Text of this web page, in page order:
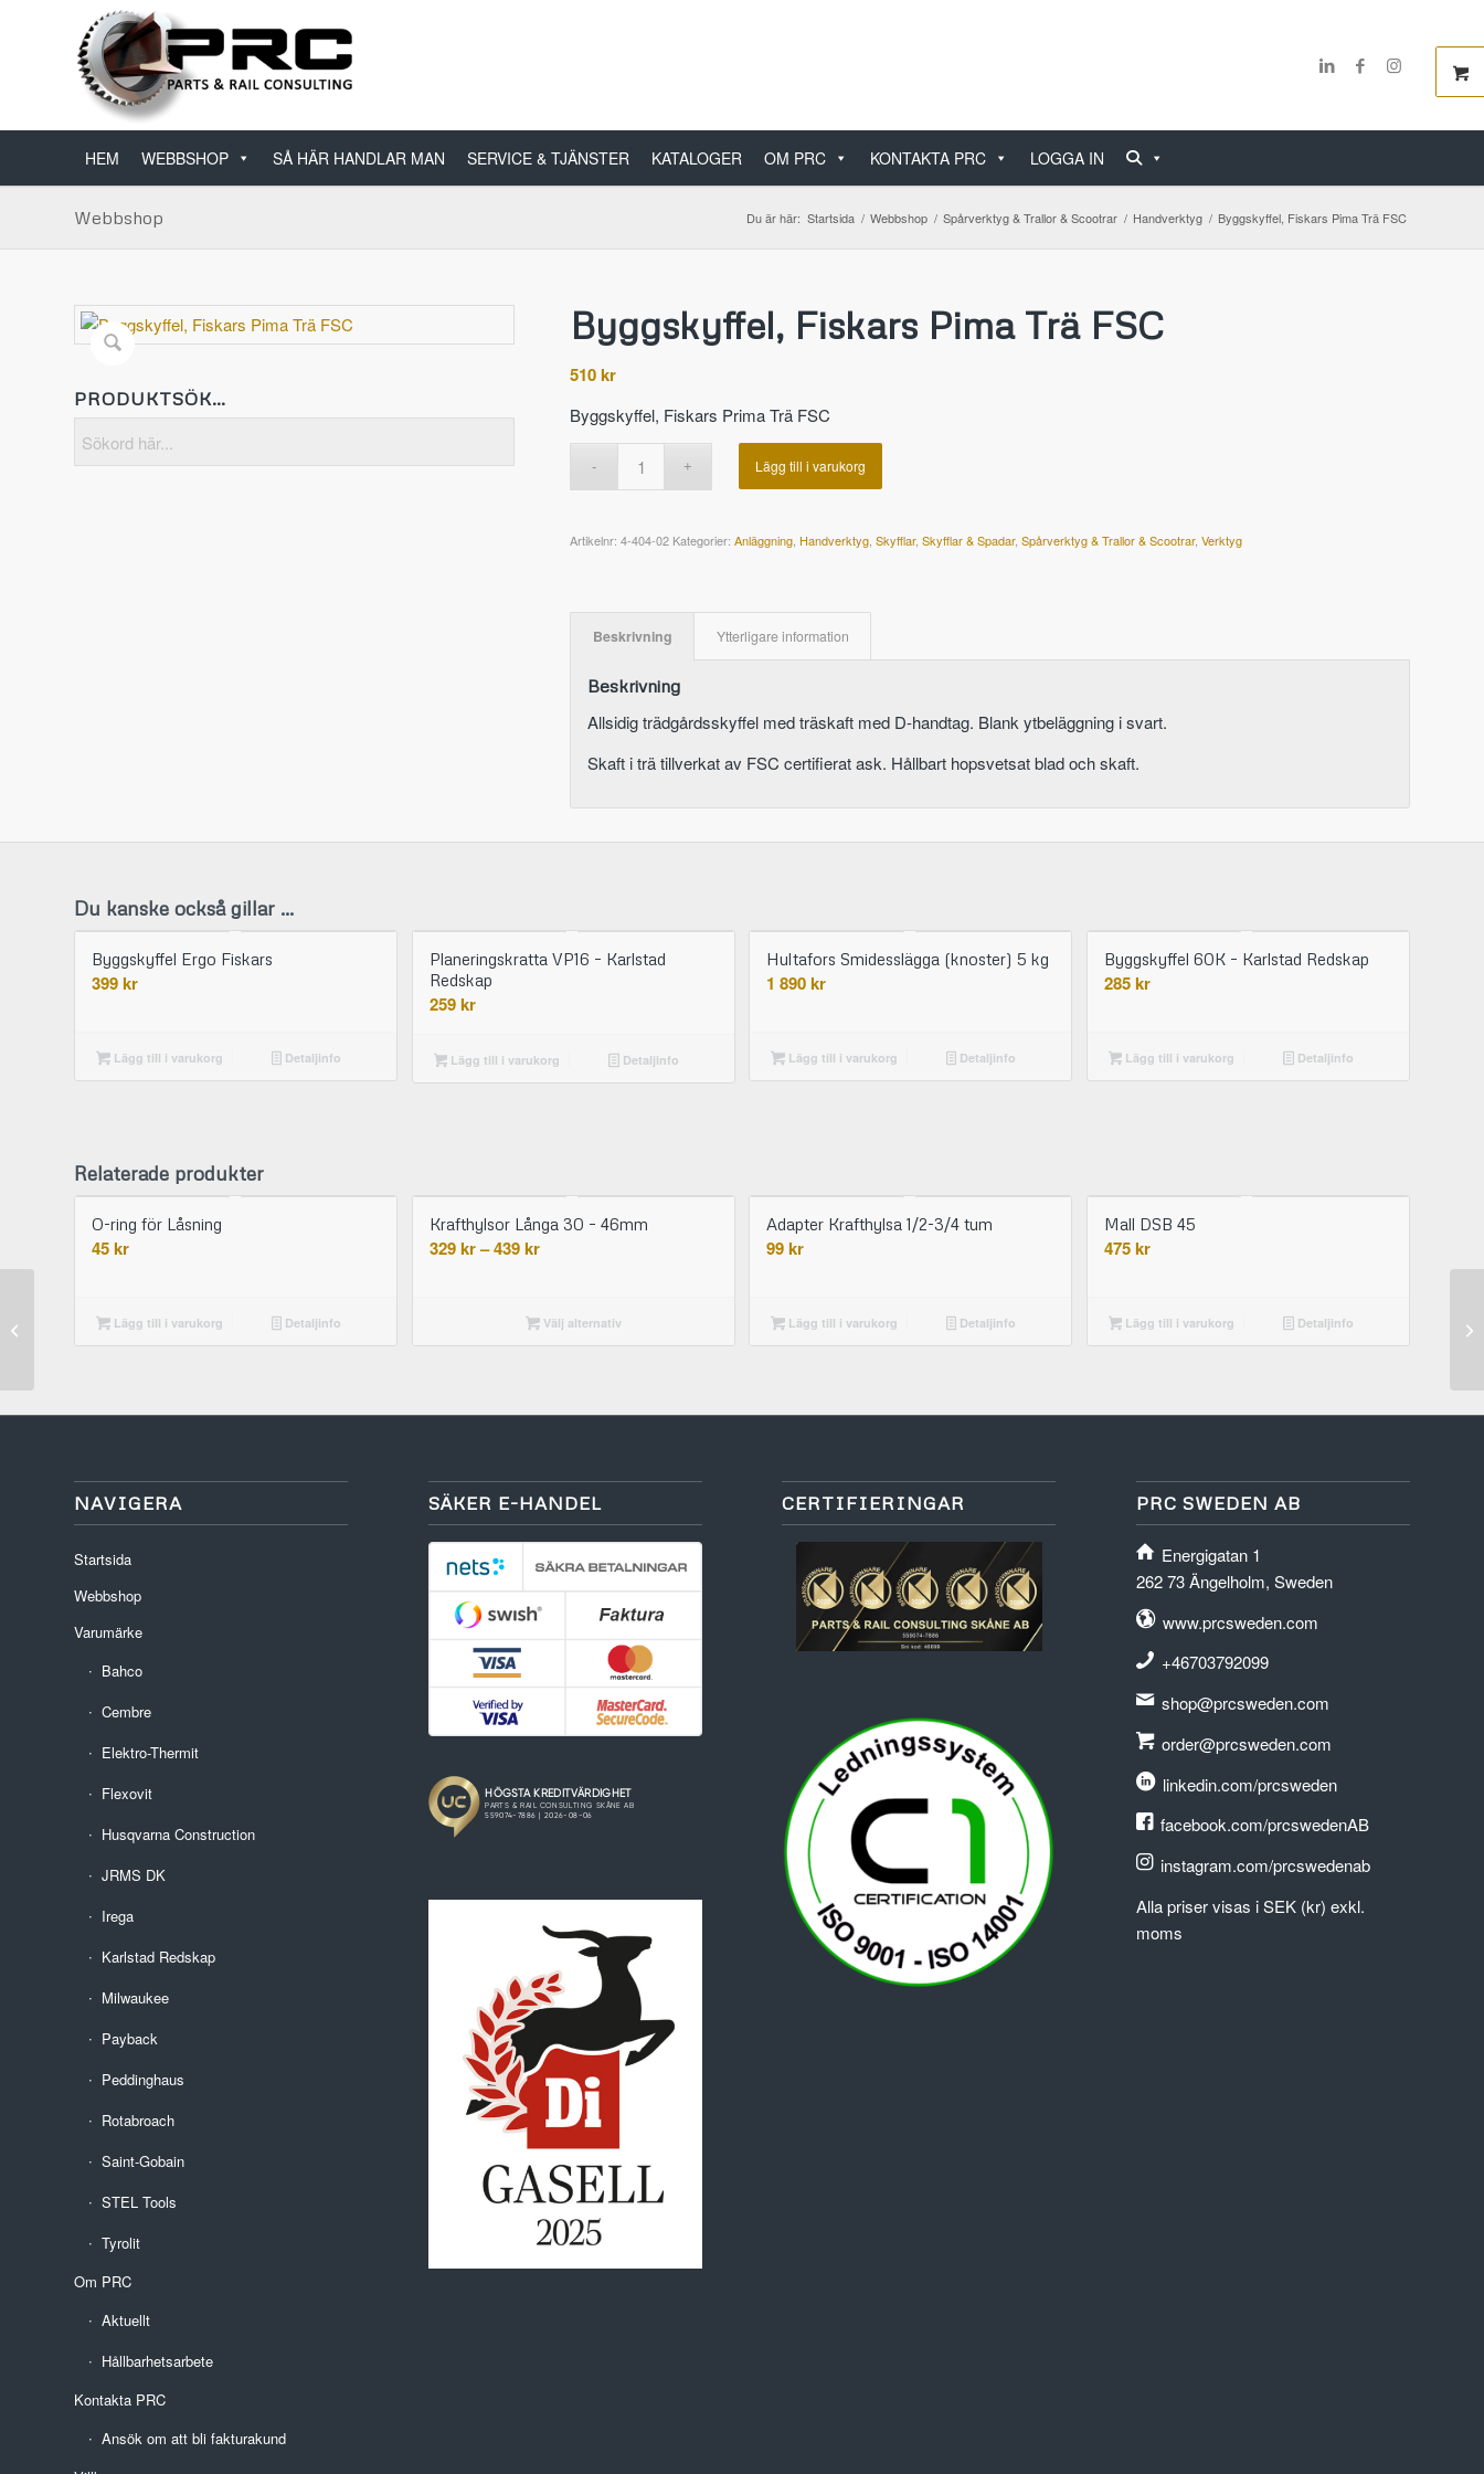
HEM WEBBSHOP SÅ HÄR HANDLAR MAN SERVICE & TJÄNSTER KATALOGER OM PRC KONTAKTA PRC LOGGA IN
Webbshop Du är här: Startsida / Webbshop / Spårverktyg & Trallor & Scootrar / Handverktyg / Byggskyffel, Fiskars Pima Trä FSC
PRODUKTSÖK…
Byggskyffel, Fiskars Pima Trä FSC
510kr
Byggskyffel, Fiskars Prima Trä FSC
Lägg till i varukorg
Artikelnr:4-404-02 Kategorier:Anläggning Handverktyg ,Skyfflar,Skyfflar & Spadar,Spårverktyg & Trallor & Scootrar,Verktyg
Beskrivning Ytterligare information
Beskrivning
Allsidig trädgårdsskyffel med träskaft med D-handtag. Blank ytbeläggning i svart.
Skaft i trä tillverkat av FSC certifierat ask. Hållbart hopsvetsat blad och skaft.
Du kanske också gillar …
Byggskyffel Ergo Fiskars
399kr
Lägg till i varukorg Detaljinfo
Planeringskratta VP16 – Karlstad
Redskap
259kr
Lägg till i varukorg Detaljinfo
Hultafors Smidesslägga (knoster) 5 kg
1 890kr
Lägg till i varukorg Detaljinfo
Byggskyffel 60K – Karlstad Redskap
285kr
Lägg till i varukorg Detaljinfo
Relaterade produkter
O-ring för Låsning
45kr
Lägg till i varukorg Detaljinfo
Krafthylsor Långa 30 – 46mm
329kr– 439krPrisintervall:
439 kr
Välj alternativ
Adapter Krafthylsa 1/2-3/4 tum
99kr
Lägg till i varukorg Detaljinfo
Mall DSB 45
475kr
Lägg till i varukorg Detaljinfo
NAVIGERA
Startsida
Webbshop
Varumärke
Bahco
Cembre
Elektro-Thermit
Flexovit
Husqvarna Construction
JRMS DK
Irega
Karlstad Redskap
Milwaukee
Payback
Peddinghaus
Rotabroach
Saint-Gobain
STEL Tools
Tyrolit
Om PRC
Aktuellt
Hållbarhetsarbete
Kontakta PRC
Ansök om att bli fakturakund
SÄKER E-HANDEL CERTIFIERINGAR PRC SWEDEN AB
Energigatan 1
262 73 Ängelholm, Sweden
www.prcsweden.com
+46703792099
shop@prcsweden.com
order@prcsweden.com
linkedin.com/prcsweden
facebook.com/prcswedenAB
instagram.com/prcswedenab
Alla priser visas i SEK (kr) exkl.
moms
Krafthylsa 28×21 mm
1/2 tum-Drive